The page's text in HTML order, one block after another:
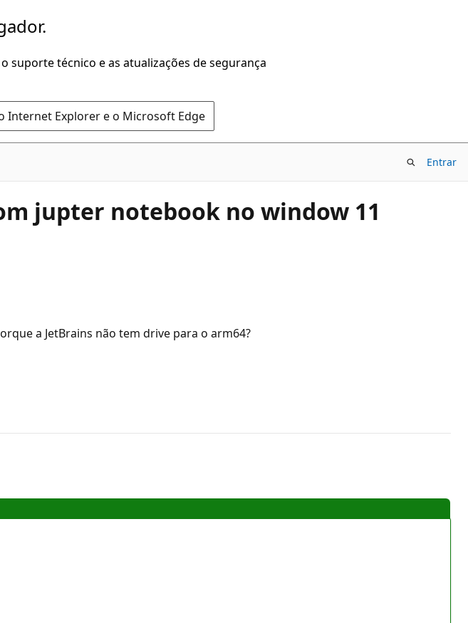
suporte técnico e as atualizações de segurança
Internet Explorer e o Microsoft Edge
Entrar
jupter notebook no window 11
a JetBrains não tem drive para o arm64?